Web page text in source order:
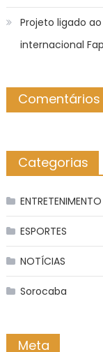
Projeto ligado
internacional
Comentários
Categorias
ENTRETENIMENTO
ESPORTES
NOTÍCIAS
Sorocaba
Meta